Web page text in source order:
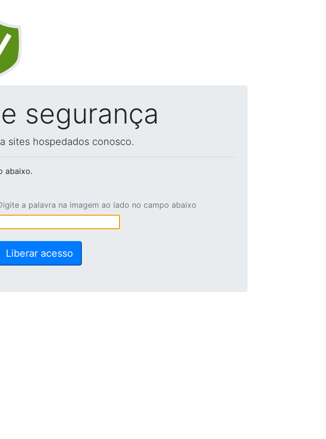
segurança
sites hospedados conosco.
abaixo.
a palavra na imagem ao lado no campo abaixo